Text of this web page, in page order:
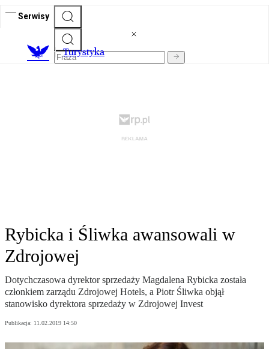
Serwisy
Turystyka
Rybicka i Śliwka awansowali w
Zdrojowej
Dotychczasowa dyrektor sprzedaży Magdalena Rybicka została
członkiem zarządu Zdrojowej Hotels, a Piotr Śliwka objął
stanowisko dyrektora sprzedaży w Zdrojowej Invest
Publikacja: 11.02.2019 14:50